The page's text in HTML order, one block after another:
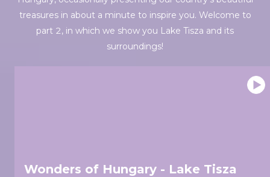
treasures in about a minute to inspire you. Welcome to
part 2, in which we show you Lake Tisza and its
surroundings!
Wonders of Hungary - Lake Tisza